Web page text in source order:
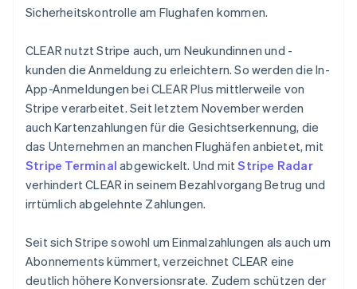
Sicherheitskontrolle am Flughafen kommen.
CLEAR nutzt Stripe auch, um Neukundinnen und -
kunden die Anmeldung zu erleichtern. So werden die In-
App-Anmeldungen bei CLEAR Plus mittlerweile von
Stripe verarbeitet. Seit letztem November werden
auch Kartenzahlungen für die Gesichtserkennung, die
das Unternehmen an manchen Flughäfen anbietet, mit
Stripe Terminal abgewickelt. Und mitStripe Radar
verhindert CLEAR in seinem Bezahlvorgang Betrug und
irrtümlich abgelehnte Zahlungen.
Seit sich Stripe sowohl um Einmalzahlungen als auch um
Abonnements kümmert, verzeichnet CLEAR eine
deutlich höhere Konversionsrate. Zudem schützen der
Rumänien
Schweden
Svenska English
Schweiz
Deutsch Français ItalianoEnglish
Singapur
English简体中文
Slowakei
English
Slowenien
EnglishItaliano
Sonderverwaltungsregion Hongkong,
China
English 简体中文
Spanien
EspañolEnglish